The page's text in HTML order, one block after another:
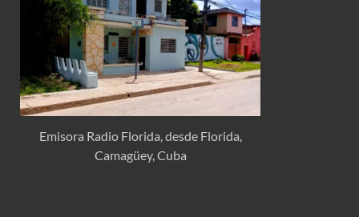
Emisora Radio Florida, desde Florida,
Camagüey, Cuba